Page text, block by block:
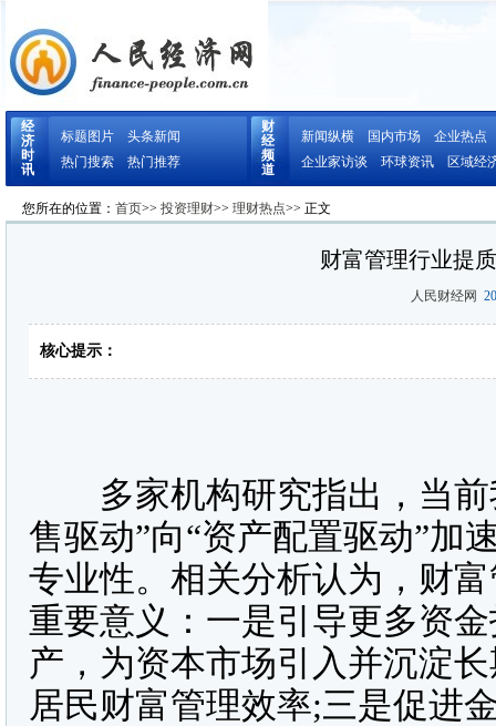
经
济
时
讯
标题图片
头条新闻
热门搜索
热门推荐
财
经
频
道
新闻纵横 国内市场
企业热点
企业家访谈
环球资讯 区域经
您所在的位置： 首页>> 投资理财>> 理财热点>> 正文
财富管理行业提
人民财经网
核心提示：
多家机构研究指出，当前
售驱动”向“资产配置驱动”加
专业性。相关分析认为，财
重要意义：一是引导更多资
产，为资本市场引入并沉淀
居民财富管理效率;三是促进